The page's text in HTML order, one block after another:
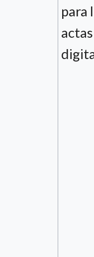
para
actas